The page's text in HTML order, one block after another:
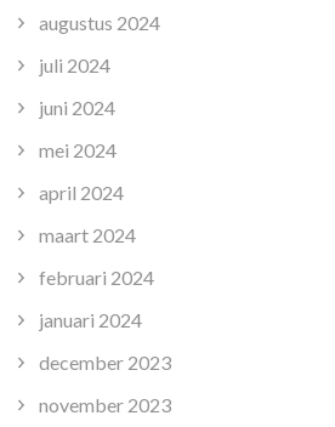
augustus 2024
juli 2024
juni 2024
mei 2024
april 2024
maart 2024
februari 2024
januari 2024
december 2023
november 2023